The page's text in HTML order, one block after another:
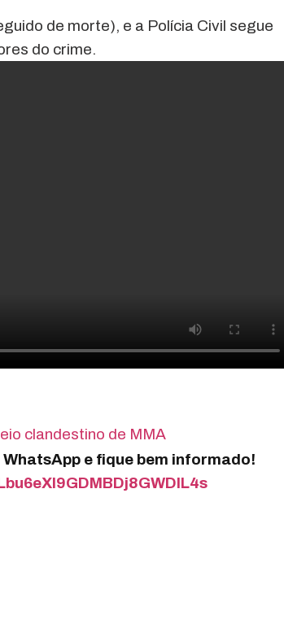
de morte), e a Polícia Civil segue
do crime.
clandestino de MMA
e fique bem informado!